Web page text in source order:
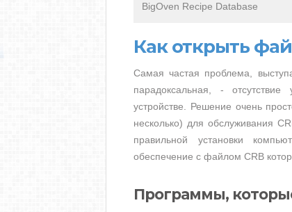
BigOven Recipe Database
Как открыть
Самая частая проблема,
парадоксальная, -
устройстве. Решение очень
несколько) для обслуживания
правильной установки
обеспечение с файлом CRB
Программы,